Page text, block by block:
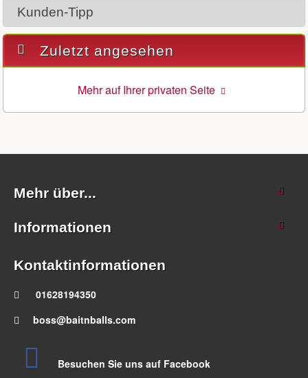
Kunden-Tipp
Zuletzt angesehen
Mehr auf Ihrer privaten Seite
Mehr über...
Informationen
Kontaktinformationen
01628194350
boss@baitnballs.com
Besuchen Sie uns auf Facebook